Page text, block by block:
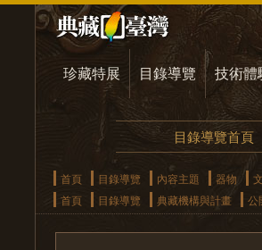
珍藏特展 目錄導覽 技術體
目錄導覽首頁
首頁 目錄導覽 內容主題 器物
首頁
目錄導覽 典藏機構與計畫 公